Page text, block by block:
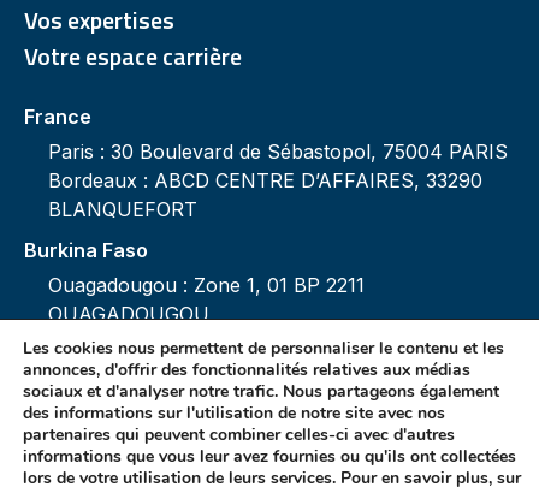
Vos expertises
Votre espace carrière
France
Paris : 30 Boulevard de Sébastopol, 75004 PARIS
Bordeaux : ABCD CENTRE D’AFFAIRES, 33290
BLANQUEFORT
Burkina Faso
Ouagadougou : Zone 1, 01 BP 2211
OUAGADOUGOU
Mentions légales
Politique de protection des données
Les cookies nous permettent de personnaliser le contenu et les
annonces, d'offrir des fonctionnalités relatives aux médias
sociaux et d'analyser notre trafic. Nous partageons également
des informations sur l'utilisation de notre site avec nos
partenaires qui peuvent combiner celles-ci avec d'autres
informations que vous leur avez fournies ou qu'ils ont collectées
lors de votre utilisation de leurs services. Pour en savoir plus, sur